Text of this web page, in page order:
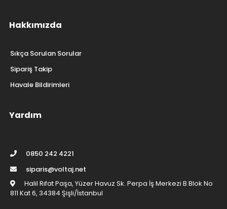
Hakkımızda
Sıkça Sorulan Sorular
Sipariş Takip
Havale Bildirimleri
Yardım
0850 242 4221
siparis@voltaj.net
Halil Rıfat Paşa, Yüzer Havuz Sk. Perpa İş Merkezi B Blok No
811 Kat 6, 34384 Şişli/İstanbul